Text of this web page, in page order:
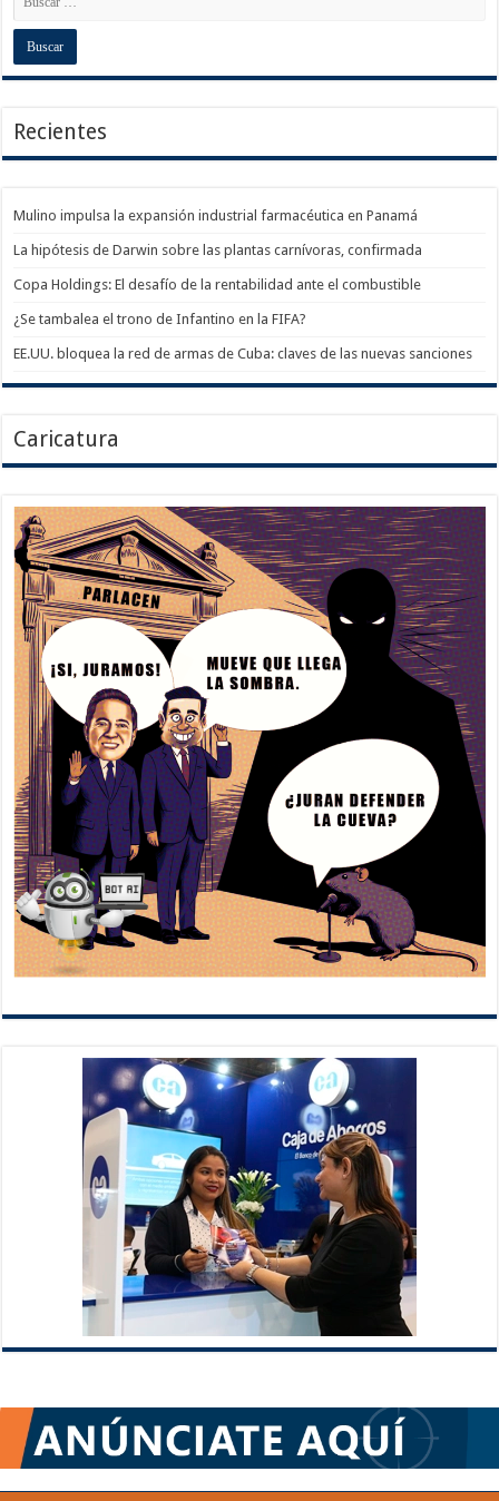
Recientes
Mulino impulsa la expansión industrial farmacéutica en Panamá
La hipótesis de Darwin sobre las plantas carnívoras, confirmada
Copa Holdings: El desafío de la rentabilidad ante el combustible
¿Se tambalea el trono de Infantino en la FIFA?
EE.UU. bloquea la red de armas de Cuba: claves de las nuevas sanciones
Caricatura